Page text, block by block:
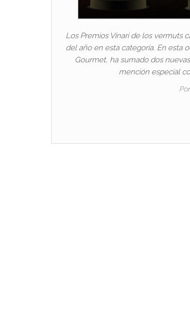
Los Premios Vinari de los vermuts
del año en esta categoría. En esta
Gourmet, ha sumado dos
mención especial
Por